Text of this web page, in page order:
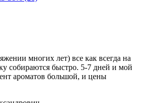
многих лет) все как всегда на
собираются быстро. 5-7 дней и мой
ароматов большой, и цены